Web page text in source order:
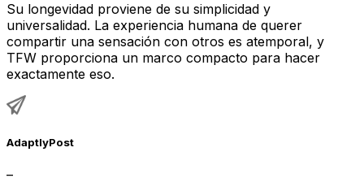
Su longevidad proviene de su simplicidad y
universalidad. La experiencia humana de querer
compartir una sensación con otros es atemporal, y
TFW proporciona un marco compacto para hacer
exactamente eso.
AdaptlyPost
–